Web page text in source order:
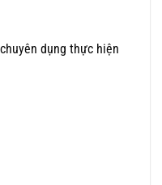
dụng thực hiện